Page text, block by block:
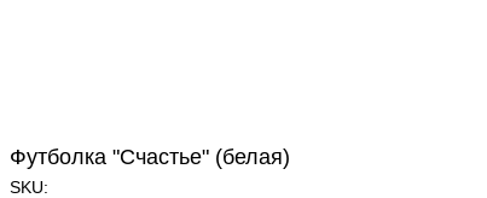
Футболка "Счастье" (белая)
SKU: